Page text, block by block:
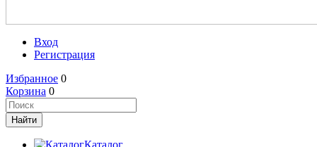
Вход
Регистрация
Избранное 0
Корзина 0
Каталог